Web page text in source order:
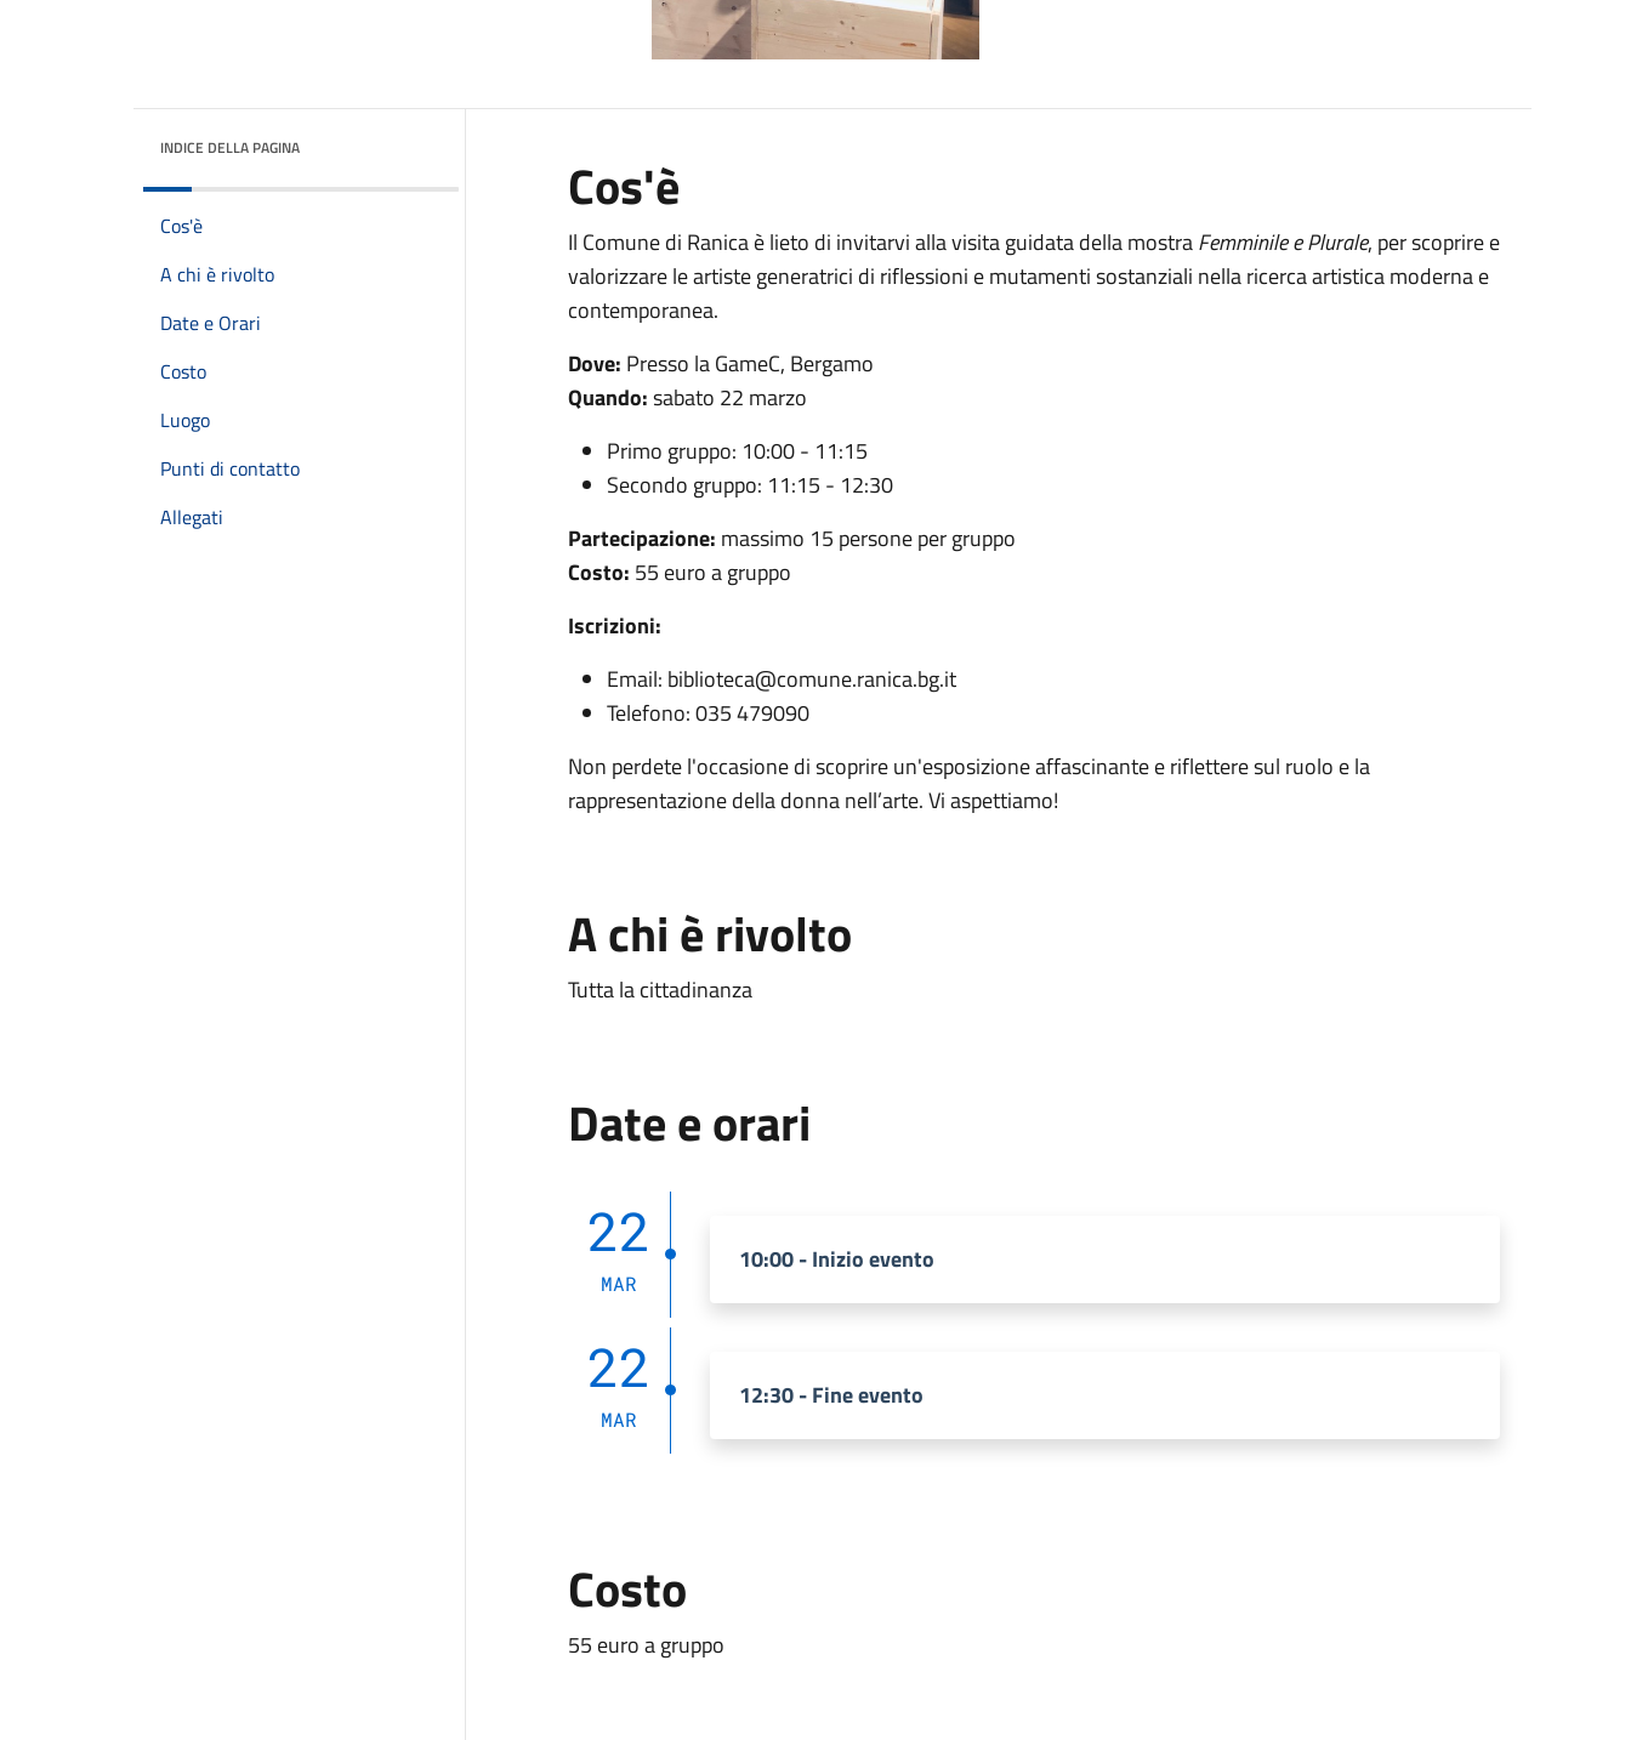
INDICE DELLA PAGINA
Cos'è
A chi è rivolto
Date e Orari
Costo
Luogo
Punti di contatto
Allegati
Cos'è
Il Comune di Ranica è lieto di invitarvi alla visita guidata della mostraFemminile e Plurale, per scoprire e
valorizzare le artiste generatrici di riflessioni e mutamenti sostanziali nella ricerca artistica moderna e
contemporanea.
Dove: Presso la GameC, Bergamo
Quando:sabato 22 marzo
Primo gruppo: 10:00 - 11:15
Secondo gruppo: 11:15 - 12:30
Partecipazione: massimo 15 persone per gruppo
Costo: 55 euro a gruppo
Iscrizioni:
Email: biblioteca@comune.ranica.bg.it
Telefono: 035 479090
Non perdete l'occasione di scoprire un'esposizione affascinante e riflettere sul ruolo e la
rappresentazione della donna nell’arte. Vi aspettiamo!
A chi è rivolto
Tutta la cittadinanza
Date e orari
22
MAR
10:00 - Inizio evento
22
MAR
12:30 - Fine evento
Costo
55 euro a gruppo